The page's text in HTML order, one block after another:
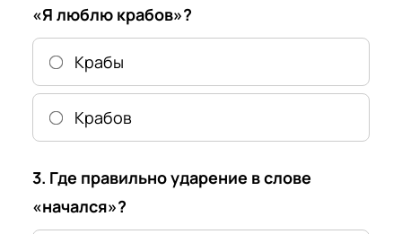
«Я люблю крабов»?
Крабы
Крабов
3. Где правильно ударение в слове
«начался»?